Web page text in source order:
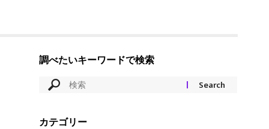
調べたいキーワードで検索
カテゴリー